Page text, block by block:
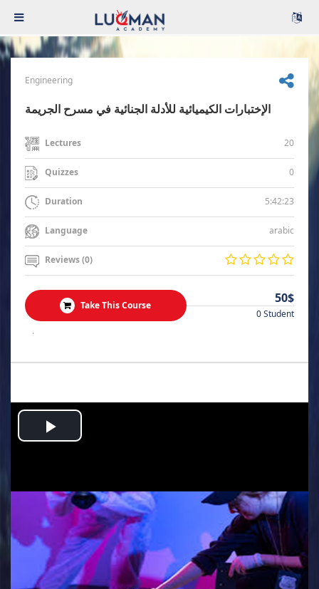
Engineering
الإختبارات الكيميائية للأدلة الجنائية في مسرح الجريمة
Lectures 20
Quizzes 0
Duration 5:42:23
Language arabic
Reviews (0)
Take This Course 50$
0 Student
.
Play